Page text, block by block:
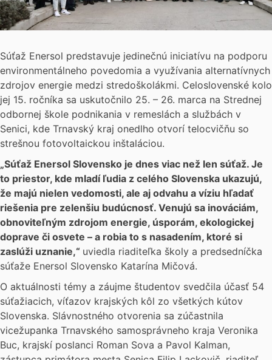
Súťaž Enersol predstavuje jedinečnú iniciatívu na podporu
environmentálneho povedomia a využívania alternatívnych
zdrojov energie medzi stredoškolákmi. Celoslovenské kolo
jej 15. ročníka sa uskutočnilo 25. – 26. marca na Strednej
odbornej škole podnikania v remeslách a službách v
Senici, kde Trnavský kraj onedlho otvorí telocvičňu so
strešnou fotovoltaickou inštaláciou.
„Súťaž Enersol Slovensko je dnes viac než len súťaž. Je
to priestor, kde mladí ľudia z celého Slovenska ukazujú,
že majú nielen vedomosti, ale aj odvahu a víziu hľadať
riešenia pre zelenšiu budúcnosť. Venujú sa inováciám,
obnoviteľným zdrojom energie, úsporám, ekologickej
doprave či osvete – a robia to s nasadením, ktoré si
zaslúži uznanie,“ uviedla riaditeľka školy a predsedníčka
súťaže Enersol Slovensko Katarína Mičová.
O aktuálnosti témy a záujme študentov svedčila účasť 54
súťažiacich, víťazov krajských kôl zo všetkých kútov
Slovenska. Slávnostného otvorenia sa zúčastnila
vicežupanka Trnavského samosprávneho kraja Veronika
Buc, krajskí poslanci Roman Sova a Pavol Kalman,